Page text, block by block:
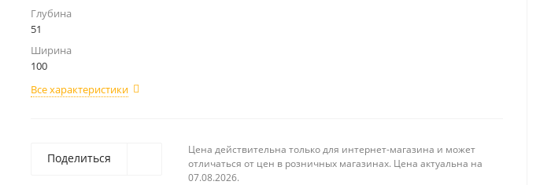
Глубина
51
Ширина
100
Все характеристики
Поделиться
Цена действительна только для интернет-магазина и может
отличаться от цен в розничных магазинах. Цена актуальна на
07.08.2026.